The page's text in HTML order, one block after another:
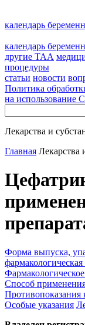
календарь
календарь
другие ТАА
процедуры
статьи новости
Политика
на использование
Лекарства и
Главная Лекарства
Форма выпуска,
фармакологическая
Способ
Особые указания